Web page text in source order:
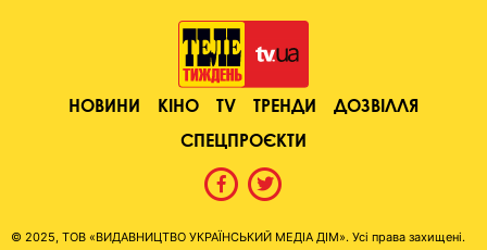
НОВИНИ КІНО TV ТРЕНДИ
ДОЗВІЛЛЯ
СПЕЦПРОЄКТИ
© 2025, ТОВ «ВИДАВНИЦТВО УКРАЇНСЬКИЙ МЕДІА ДІМ». Усі права захищені.